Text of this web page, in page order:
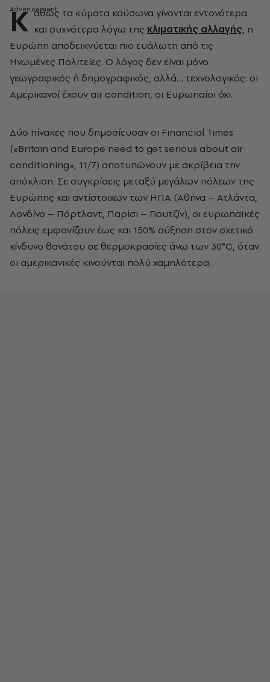
Κ αθώς τα κύματα καύσωνα γίνονται εντονότερα
και συχνότερα λόγω της κλιματικής αλλαγής, η
Ευρώπη αποδεικνύεται πιο ευάλωτη από τις
Ηνωμένες Πολιτείες. Ο λόγος δεν είναι μόνο
γεωγραφικός ή δημογραφικός, αλλά… τεχνολογικός: οι
Αμερικανοί έχουν air condition, οι Ευρωπαίοι όχι.
Δύο πίνακες που δημοσίευσαν οι Financial Times
(«Britain and Europe need to get serious about air
conditioning», 11/7) αποτυπώνουν με ακρίβεια την
απόκλιση. Σε συγκρίσεις μεταξύ μεγάλων πόλεων της
Ευρώπης και αντίστοιχων των ΗΠΑ (Αθήνα – Ατλάντα,
Λονδίνο – Πόρτλαντ, Παρίσι – Γιουτζίν), οι ευρωπαϊκές
πόλεις εμφανίζουν έως και 150% αύξηση στον σχετικό
κίνδυνο θανάτου σε θερμοκρασίες άνω των 30°C, όταν
οι αμερικανικές κινούνται πολύ χαμηλότερα.